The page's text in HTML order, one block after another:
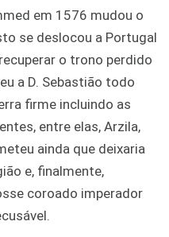
em 1576 mudou o
se deslocou a Portugal
o trono perdido
a D. Sebastião todo
firme incluindo as
entre elas, Arzila,
ainda que deixaria
e, finalmente,
coroado imperador